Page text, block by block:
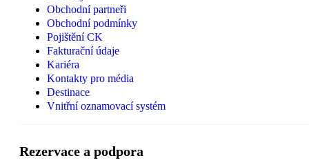
Obchodní partneři
Obchodní podmínky
Pojištění CK
Fakturační údaje
Kariéra
Kontakty pro média
Destinace
Vnitřní oznamovací systém
Rezervace a podpora